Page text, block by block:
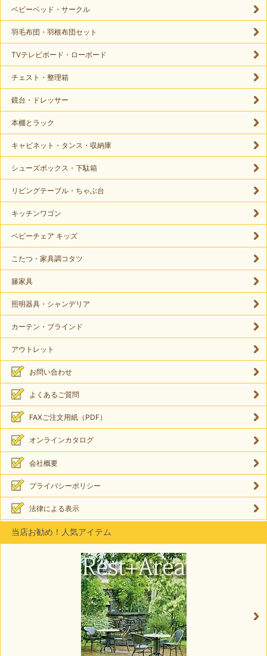
ベビーベッド・サークル
羽毛布団・羽根布団セット
TVテレビボード・ローボード
チェスト・整理箱
鏡台・ドレッサー
本棚とラック
キャビネット・タンス・収納庫
シューズボックス・下駄箱
リビングテーブル・ちゃぶ台
キッチンワゴン
ベビーチェア キッズ
こたつ・家具調コタツ
籐家具
照明器具・シャンデリア
カーテン・ブラインド
アウトレット
お問い合わせ
よくあるご質問
FAXご注文用紙（PDF）
オンラインカタログ
会社概要
プライバシーポリシー
法律による表示
当店お勧め！人気アイテム